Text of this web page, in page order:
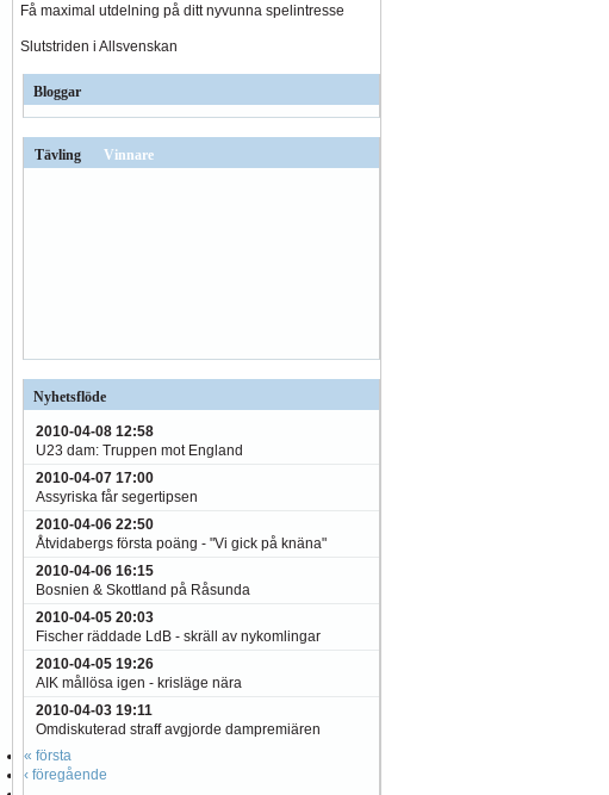
Få maximal utdelning på ditt nyvunna spelintresse
Slutstriden i Allsvenskan
Bloggar
Tävling Vinnare
Nyhetsflöde
2010-04-08 12:58
U23 dam: Truppen mot England
2010-04-07 17:00
Assyriska får segertipsen
2010-04-06 22:50
Åtvidabergs första poäng - "Vi gick på knäna"
2010-04-06 16:15
Bosnien & Skottland på Råsunda
2010-04-05 20:03
Fischer räddade LdB - skräll av nykomlingar
2010-04-05 19:26
AIK mållösa igen - krisläge nära
2010-04-03 19:11
Omdiskuterad straff avgjorde dampremiären
« första
‹ föregående